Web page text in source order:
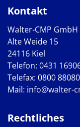
Kontakt
Walter-CMP GmbH
Alte Weide 15
24116 Kiel
Telefon: 0431
Telefax: 0800
Mail: info@walter-
Rechtliches